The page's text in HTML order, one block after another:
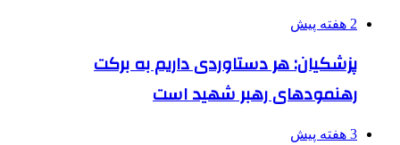
2 هفته پیش
پزشکیان: هر دستاوردی داریم به برکت
رهنمودهای رهبر شهید است
3 هفته پیش